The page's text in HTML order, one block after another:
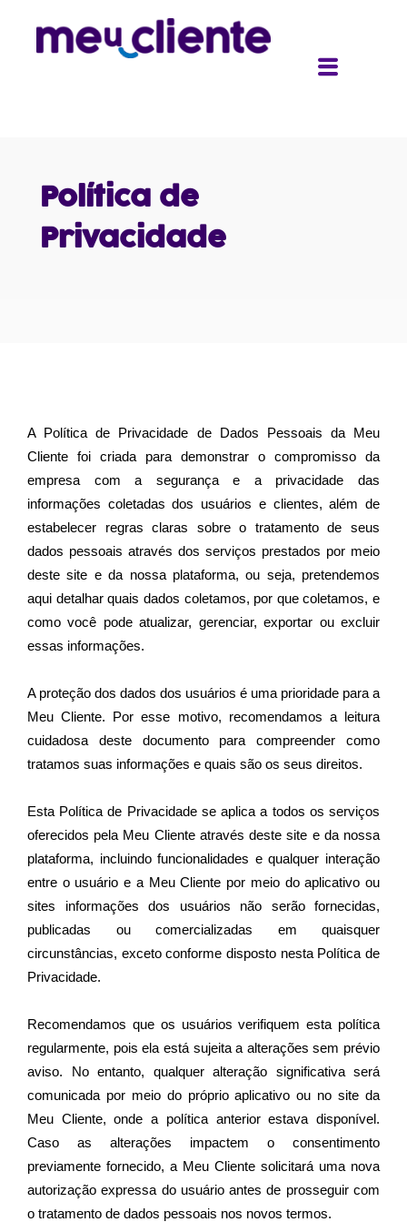
Política de
Privacidade
A Política de Privacidade de Dados Pessoais da Meu
Cliente foi criada para demonstrar o compromisso da
empresa com a segurança e a privacidade das
informações coletadas dos usuários e clientes, além de
estabelecer regras claras sobre o tratamento de seus
dados pessoais através dos serviços prestados por meio
deste site e da nossa plataforma, ou seja, pretendemos
aqui detalhar quais dados coletamos, por que coletamos, e
como você pode atualizar, gerenciar, exportar ou excluir
essas informações.
A proteção dos dados dos usuários é uma prioridade para a
Meu Cliente. Por esse motivo, recomendamos a leitura
cuidadosa deste documento para compreender como
tratamos suas informações e quais são os seus direitos.
Esta Política de Privacidade se aplica a todos os serviços
oferecidos pela Meu Cliente através deste site e da nossa
plataforma, incluindo funcionalidades e qualquer interação
entre o usuário e a Meu Cliente por meio do aplicativo ou
sites informações dos usuários não serão fornecidas,
publicadas ou comercializadas em quaisquer
circunstâncias, exceto conforme disposto nesta Política de
Privacidade.
Recomendamos que os usuários verifiquem esta política
regularmente, pois ela está sujeita a alterações sem prévio
aviso. No entanto, qualquer alteração significativa será
comunicada por meio do próprio aplicativo ou no site da
Meu Cliente, onde a política anterior estava disponível.
Caso as alterações impactem o consentimento
previamente fornecido, a Meu Cliente solicitará uma nova
autorização expressa do usuário antes de prosseguir com
o tratamento de dados pessoais nos novos termos.